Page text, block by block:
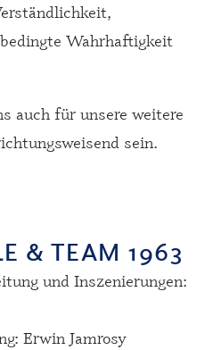
Wahrhaftigkeit
auch für unsere weitere
sein.
& TEAM 1963
und Inszenierungen:
Erwin Jamrosy